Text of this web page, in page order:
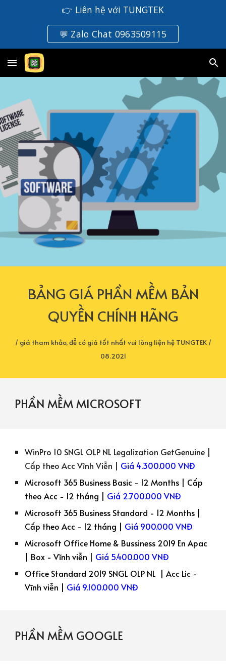
👉 Liên hệ với TUNGTEK
💬 Zalo Chat 0963509115
BẢNG GIÁ PHẦN MỀM BẢN
QUYỀN CHÍNH HÃNG
/ giá tham khảo, để có giá tốt nhất vui lòng liện hệ TUNGTEK /
08.2021
PHẦN MỀM MICROSOFT
WinPro 10 SNGL OLP NL Legalization GetGenuine |
Cấp theo Acc Vĩnh Viễn | Giá 4.300.000 VNĐ
Microsoft 365 Business Basic - 12 Months | Cấp
theo Acc - 12 tháng | Giá 2.700.000 VNĐ
Microsoft 365 Business Standard - 12 Months |
Cấp theo Acc - 12 tháng | Giá 900.000 VNĐ
Microsoft Office Home & Bussiness 2019 En Apac
| Box - Vĩnh viễn | Giá 5.400.000 VNĐ
Office Standard 2019 SNGL OLP NL | Acc Lic -
Vĩnh viễn | Giá 9.100.000 VNĐ
PHẦN MỀM GOOGLE